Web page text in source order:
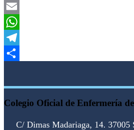
Twitter
Email
WhatsApp
Telegram
Colegio Oficial de Enfermería
C/ Dimas Madariaga, 14. 37005